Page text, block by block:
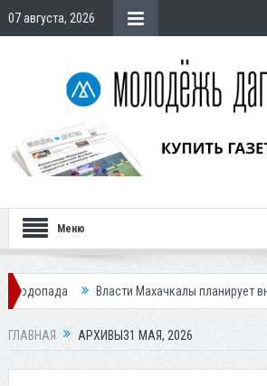
07 августа, 2026
Меню
Власти Махачкалы планирует внедрить
ГЛАВНАЯ АРХИВЫ31 МАЯ, 2026